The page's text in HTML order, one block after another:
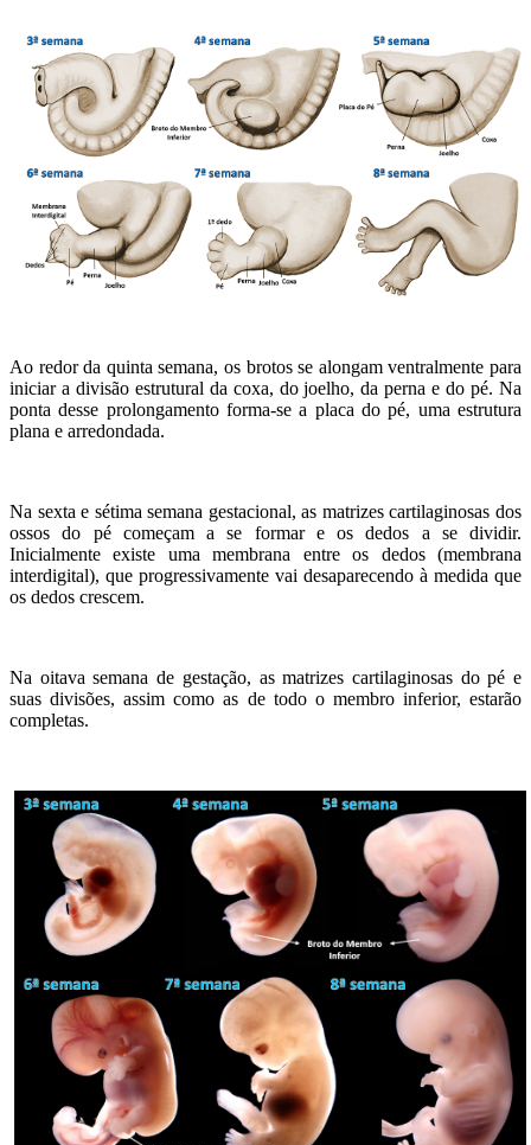
Ao redor da quinta semana, os brotos se alongam ventralmente para
iniciar a divisão estrutural da coxa, do joelho, da perna e do pé. Na
ponta desse prolongamento forma-se a placa do pé, uma estrutura
plana e arredondada.
Na sexta e sétima semana gestacional, as matrizes cartilaginosas dos
ossos do pé começam a se formar e os dedos a se dividir.
Inicialmente existe uma membrana entre os dedos (membrana
interdigital), que progressivamente vai desaparecendo à medida que
os dedos crescem.
Na oitava semana de gestação, as matrizes cartilaginosas do pé e
suas divisões, assim como as de todo o membro inferior, estarão
completas.